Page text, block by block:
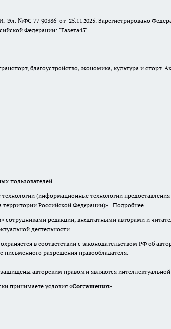
Эл. №ФС 77-90386 от 25.11.2025. Зарегистрировано
Федерации: "Газета45".
благоустройство, экономика, культура и спорт.
пользователей
(информационные технологии
территории Российской Федерации)». Подробнее
редакции, внештатными авторами и
деятельности.
в соответствии с законодательством РФ об
письменного разрешения правообладателя.
авторским правом и являются
принимаете условия «Cоглашения»